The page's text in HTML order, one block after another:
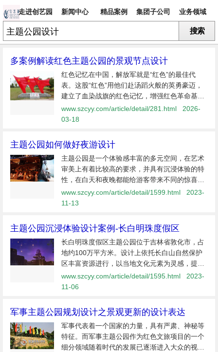
走进创艺园 新闻中心 精品案例 集团子公司 业务领域
专题 搜索
多案例解读红色主题公园的景观节点设计
红色记忆在中国，解放军就是“红色”的最佳代
表。这股“红色”用他们赴汤蹈火般的英勇豪迈，
建立了血染战旗的红色记忆，增强红色革命基地
的感染力与影响力，同时也带火了红色旅游，催
生了红色主题公园。然而，纵观当前，虽然红色
www.szcyy.com/article/detail/281.html
2026-
03-18
主题公园如何做好夜游设计
主题公园是一个体验感丰富的多元空间，在艺术
审美上有着比较高的要求，并具有沉浸体验的特
性，在白天和夜晚都能给游客带来不同的惊喜。
因白天与夜晚时段不同，夜晚相较于白天来说一
些体验产品的项目会有一定限制，那主题公园该
www.szcyy.com/article/detail/1599.html
2023-
11-13
​主题公园沉浸体验设计案例-长白明珠度假区
长白明珠度假区主题公园位于吉林省敦化市，占
地约100万平方米。设计上依托长白山自然保护
区丰富资源进行，以当地文化元素为灵感，提炼
瀑布、天池、林海、雪雕等元素进行空间创意设
计，打造沉浸体验的旅游目的地。设计者强调冰
www.szcyy.com/article/detail/1595.html
2023-
11-06
军事主题公园规划设计之景观更新的设计表达
军事代表着一个国家的力量，具有严肃、神秘等
特征。而军事主题公园作为红色文旅项目的一个
细分领域随着时代的发展已逐渐进入大众的视